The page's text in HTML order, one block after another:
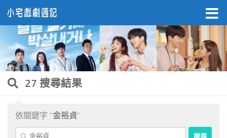
Skip to content
27 搜尋結果
依關鍵字 "金裕貞".
搜